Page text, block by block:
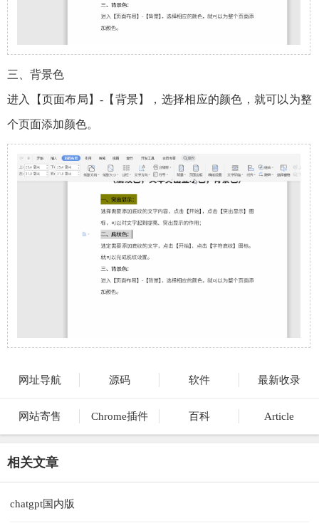
三、背景色
进入【页面布局】-【背景】，选择相应的颜色，就可以为整
个页面添加颜色。
网址导航 源码 软件 最新收录
网站寄售 Chrome插件 百科 Article
相关文章
chatgpt国内版